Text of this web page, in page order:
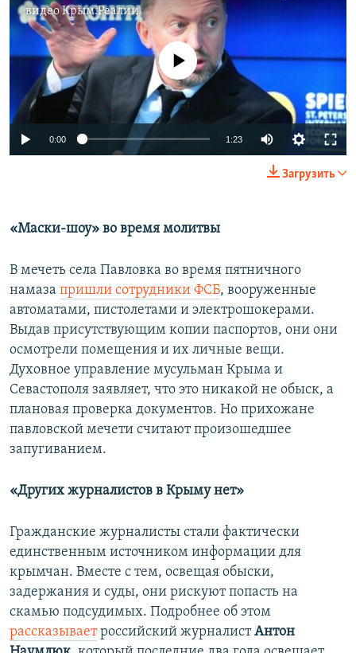
видеоКрым.Реалии
No media source currently available
0:00 1:23
Загрузить
«Маски-шоу» во время молитвы
В мечеть села Павловка во время пятничного
намаза пришли сотрудники ФСБ, вооруженные
автоматами, пистолетами и электрошокерами.
Выдав присутствующим копии паспортов, они они
осмотрели помещения и их личные вещи.
Духовное управление мусульман Крыма и
Севастополя заявляет, что это никакой не обыск, а
плановая проверка документов. Но прихожане
павловской мечети считают произошедшее
запугиванием.
«Других журналистов в Крыму нет»
Гражданские журналисты стали фактически
единственным источником информации для
крымчан. Вместе с тем, освещая обыски,
задержания и суды, они рискуют попасть на
скамью подсудимых. Подробнее об этом
рассказываетроссийский журналистАнтон